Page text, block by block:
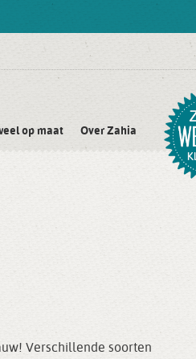
op maat Over Zahia
Verschillende soorten